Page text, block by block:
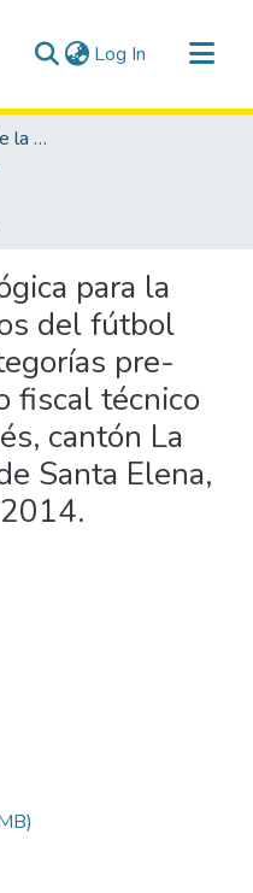
Log In (current)
Facultad de Ciencias de la Educación e Idiomas
para la
del fútbol
pre-
fiscal técnico
cantón La
Santa Elena,